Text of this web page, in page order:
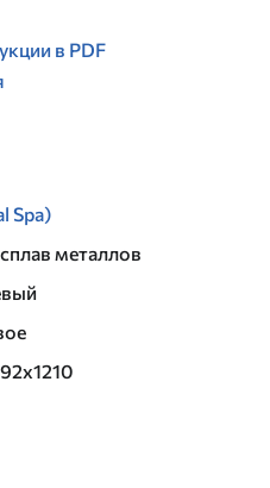
в PDF
Spa)
металлов